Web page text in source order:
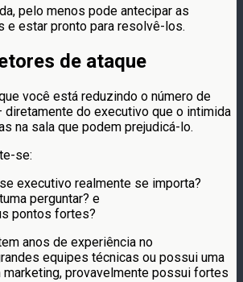
pelo menos pode antecipar as
e estar pronto para resolvê-los.
de ataque
você está reduzindo o número de
diretamente do executivo que o intimida
na sala que podem prejudicá-lo.
se:
executivo realmente se importa?
perguntar? e
pontos fortes?
anos de experiência no
equipes técnicas ou possui uma
provavelmente possui fortes